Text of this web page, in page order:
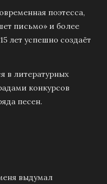
поэтесса,
письмо» и более
лет успешно создаёт
в литературных
конкурсов
песен.
выдумал